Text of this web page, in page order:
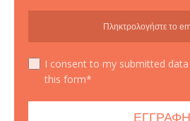
I consent to my submitted
this form*